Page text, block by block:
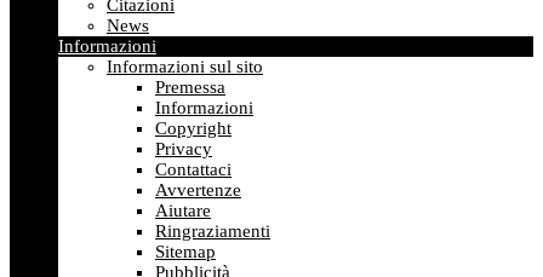
Citazioni
News
Informazioni
Informazioni sul sito
Premessa
Informazioni
Copyright
Privacy
Contattaci
Avvertenze
Aiutare
Ringraziamenti
Sitemap
Pubblicità